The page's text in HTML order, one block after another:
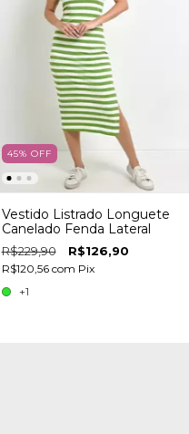
45% OFF
Vestido Listrado Longuete
Canelado Fenda Lateral
R$229,90 R$126,90
R$120,56 com Pix
+1